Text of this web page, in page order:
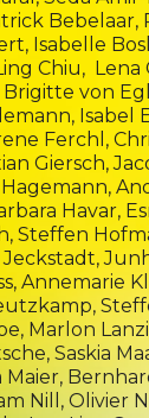
Isabelle
Chiu, Lena
Brigitte von
Isabel
Ferchl,
Giersch,
,
Havar,
Steffen
,
Annemarie
, Marlon
, Saskia
Maier,
Nill, Olivier